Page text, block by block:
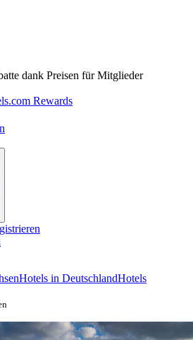
dank Preisen für Mitglieder
Rewards
Hotels in DeutschlandHotels